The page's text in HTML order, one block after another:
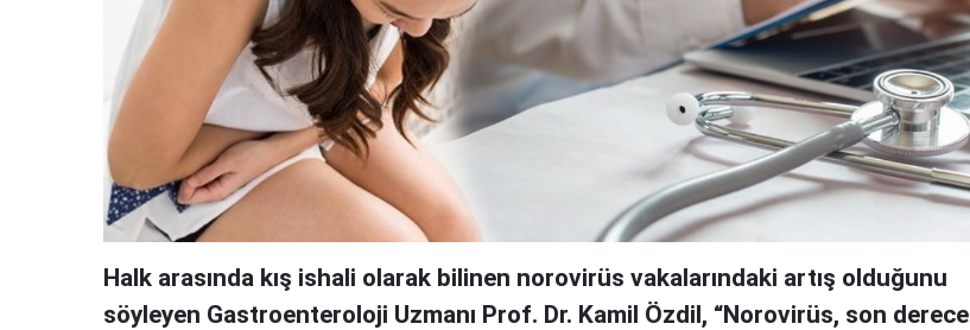
Halk arasında kış ishali olarak bilinen norovirüs vakalarındaki artış olduğunu
söyleyen Gastroenteroloji Uzmanı Prof. Dr. Kamil Özdil, “Norovirüs, son derece